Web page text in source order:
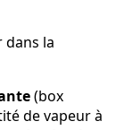
dans la
(box
de vapeur à